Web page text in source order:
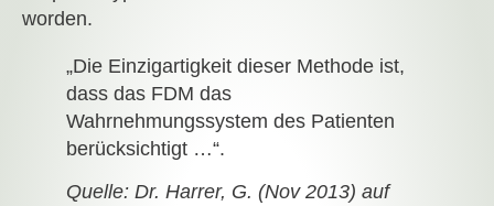
worden.
„Die Einzigartigkeit dieser Methode ist,
dass das FDM das
Wahrnehmungssystem des Patienten
berücksichtigt …“.
Quelle: Dr. Harrer, G. (Nov 2013) auf